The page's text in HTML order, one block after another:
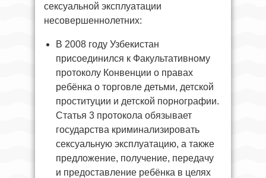
сексуальной эксплуатации
несовершеннолетних:
В 2008 году Узбекистан
присоединился к Факультативному
протоколу Конвенции о правах
ребёнка о торговле детьми, детской
проституции и детской порнографии.
Статья 3 протокола обязывает
государства криминализировать
сексуальную эксплуатацию, а также
предложение, получение, передачу
и предоставление ребёнка в целях